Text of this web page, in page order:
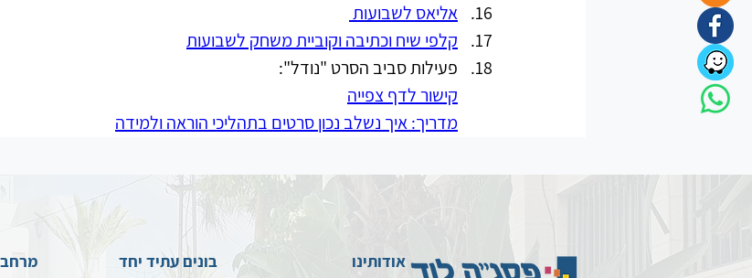
אליאס לשבועות
קלפי שיח וכתיבה וקוביית משחק לשבועות
פעילות סביב הסרט "נודל":
קישור לדף צפייה
מדריך: איך נשלב נכון סרטים בתהליכי הוראה ולמידה
בונים עתיד יחד אודותינו